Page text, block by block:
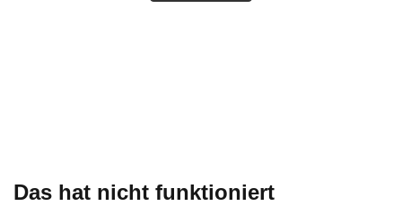
Das hat nicht funktioniert